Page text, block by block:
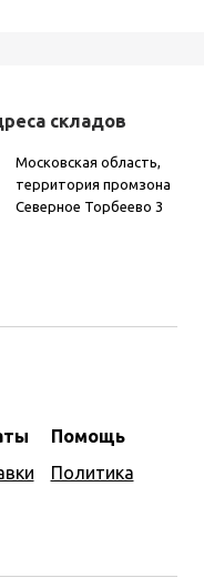
Помощь
Политика
складов
Московская область,
территория промзона
Северное Торбеево 3